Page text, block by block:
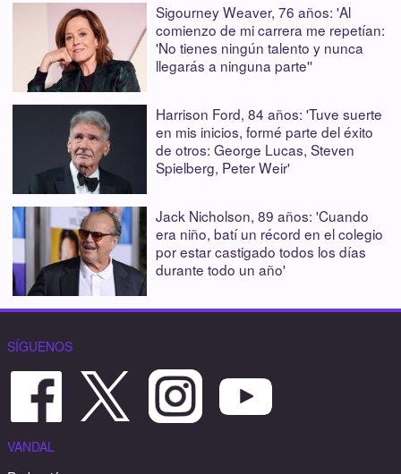
Sigourney Weaver, 76 años: 'Al
comienzo de mi carrera me repetían:
'No tienes ningún talento y nunca
llegarás a ninguna parte''
Harrison Ford, 84 años: 'Tuve suerte
en mis inicios, formé parte del éxito
de otros: George Lucas, Steven
Spielberg, Peter Weir'
Jack Nicholson, 89 años: 'Cuando
era niño, batí un récord en el colegio
por estar castigado todos los días
durante todo un año'
SÍGUENOS
VANDAL